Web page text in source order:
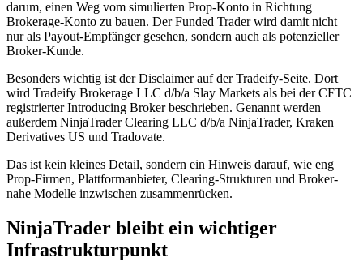
darum, einen Weg vom simulierten Prop-Konto in Richtung
Brokerage-Konto zu bauen. Der Funded Trader wird damit nicht
nur als Payout-Empfänger gesehen, sondern auch als potenzieller
Broker-Kunde.
Besonders wichtig ist der Disclaimer auf der Tradeify-Seite. Dort
wird Tradeify Brokerage LLC d/b/a Slay Markets als bei der CFTC
registrierter Introducing Broker beschrieben. Genannt werden
außerdem NinjaTrader Clearing LLC d/b/a NinjaTrader, Kraken
Derivatives US und Tradovate.
Das ist kein kleines Detail, sondern ein Hinweis darauf, wie eng
Prop-Firmen, Plattformanbieter, Clearing-Strukturen und Broker-
nahe Modelle inzwischen zusammenrücken.
NinjaTrader bleibt ein wichtiger
Infrastrukturpunkt